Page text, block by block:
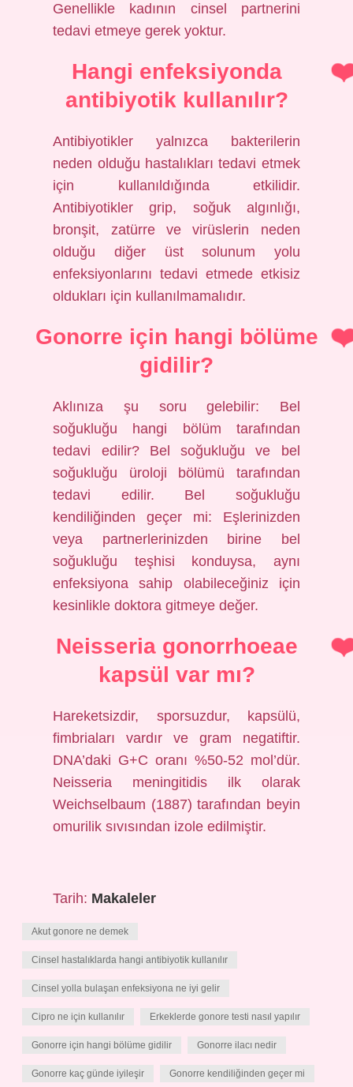
Genellikle kadının cinsel partnerini
tedavi etmeye gerek yoktur.
Hangi enfeksiyonda
antibiyotik kullanılır?
Antibiyotikler yalnızca bakterilerin
neden olduğu hastalıkları tedavi etmek
için kullanıldığında etkilidir.
Antibiyotikler grip, soğuk algınlığı,
bronşit, zatürre ve virüslerin neden
olduğu diğer üst solunum yolu
enfeksiyonlarını tedavi etmede etkisiz
oldukları için kullanılmamalıdır.
Gonorre için hangi bölüme
gidilir?
Aklınıza şu soru gelebilir: Bel
soğukluğu hangi bölüm tarafından
tedavi edilir? Bel soğukluğu ve bel
soğukluğu üroloji bölümü tarafından
tedavi edilir. Bel soğukluğu
kendiliğinden geçer mi: Eşlerinizden
veya partnerlerinizden birine bel
soğukluğu teşhisi konduysa, aynı
enfeksiyona sahip olabileceğiniz için
kesinlikle doktora gitmeye değer.
Neisseria gonorrhoeae
kapsül var mı?
Hareketsizdir, sporsuzdur, kapsülü,
fimbriaları vardır ve gram negatiftir.
DNA’daki G+C oranı %50-52 mol’dür.
Neisseria meningitidis ilk olarak
Weichselbaum (1887) tarafından beyin
omurilik sıvısından izole edilmiştir.
Tarih: Makaleler
Akut gonore ne demek
Cinsel hastalıklarda hangi antibiyotik kullanılır
Cinsel yolla bulaşan enfeksiyona ne iyi gelir
Cipro ne için kullanılır Erkeklerde gonore testi nasıl yapılır
Gonorre için hangi bölüme gidilir Gonorre ilacı nedir
Gonorre kaç günde iyileşir Gonorre kendiliğinden geçer mi